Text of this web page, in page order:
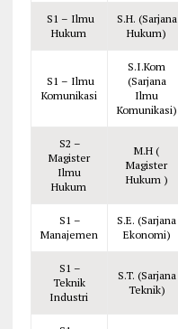
S1 – Ilmu
Hukum
S.H. (Sarjana
Hukum)
S1 – Ilmu
Komunikasi
S.I.Kom
(Sarjana
Ilmu
Komunikasi)
S2 –
Magister
Ilmu
Hukum
M.H (
Magister
Hukum )
S1 –
Manajemen
S.E. (Sarjana
Ekonomi)
S1 –
Teknik
Industri
S.T. (Sarjana
Teknik)